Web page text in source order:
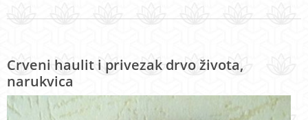
Crveni haulit i privezak drvo života,
narukvica